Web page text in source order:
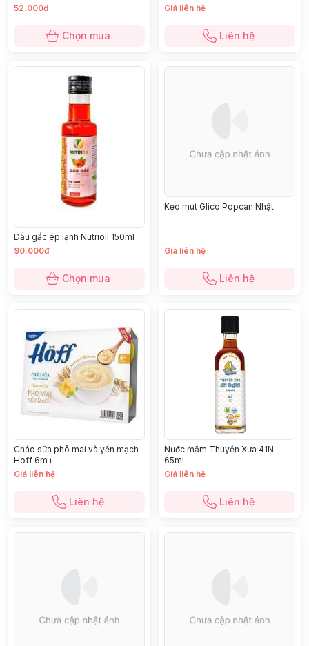
52.000đ
Chọn mua
Giá liên hệ
Liên hệ
Dầu gấc ép lạnh Nutrioil 150ml
90.000đ
Chọn mua
Kẹo mút Glico Popcan Nhật
Giá liên hệ
Liên hệ
Cháo sữa phô mai và yến mạch
Hoff 6m+
Giá liên hệ
Liên hệ
Nước mắm Thuyền Xưa 41N
65ml
Giá liên hệ
Liên hệ